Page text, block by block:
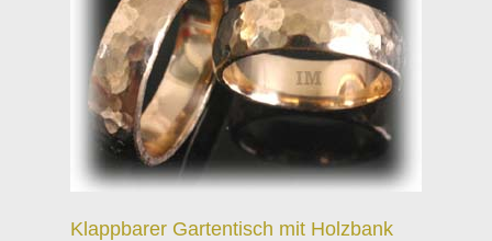
Klappbarer Gartentisch mit Holzbank